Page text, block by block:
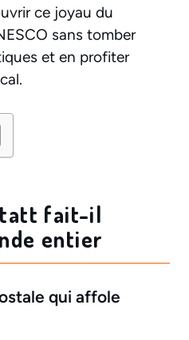
ce joyau du
sans tomber
et en profiter
fait-il
entier
qui affole